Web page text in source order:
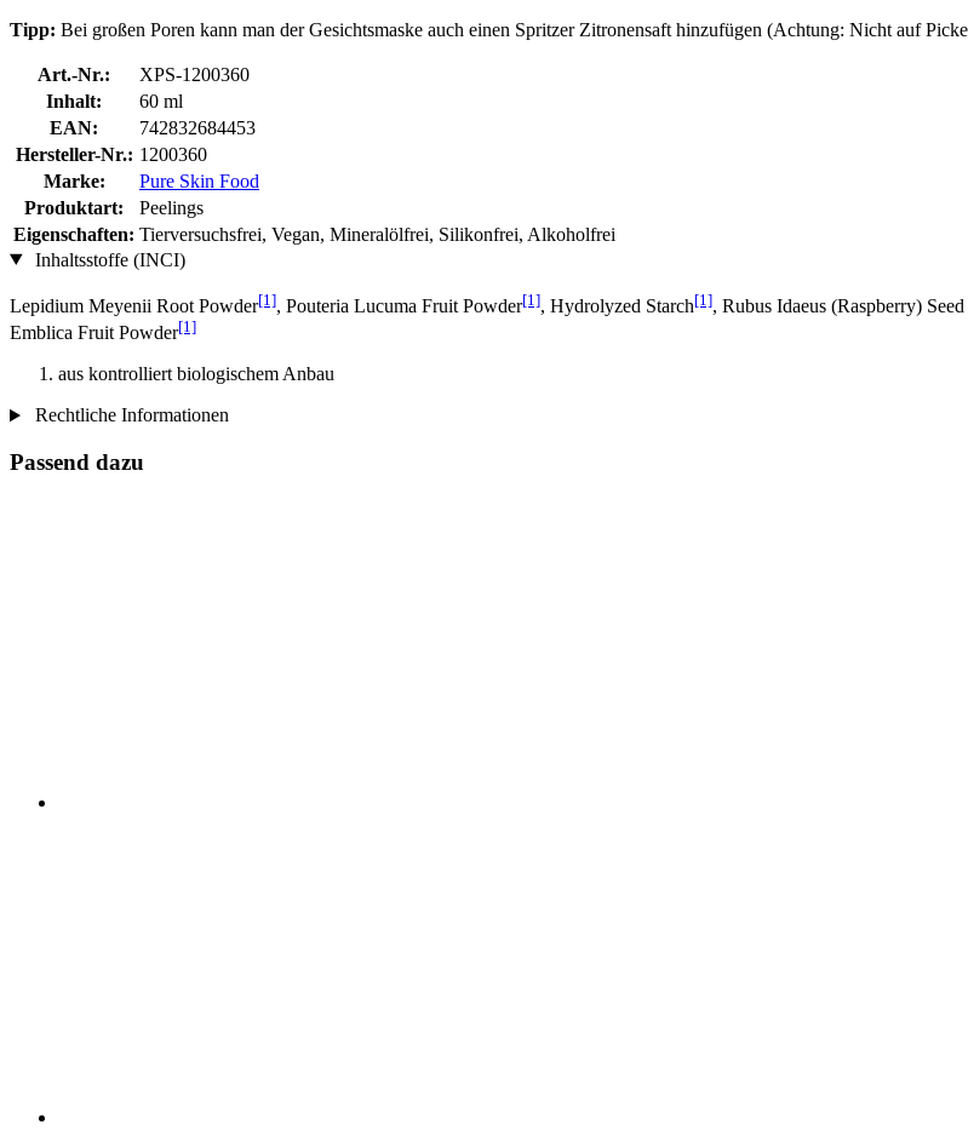
Tipp: Bei großen Poren kann man der Gesichtsmaske auch einen Spritzer Zitronensaft hinzufügen (Achtung: Nicht auf
Art.-Nr.:
XPS-1200360
Inhalt:
60 ml
EAN:
742832684453
Hersteller-Nr.: 1200360
Marke:
Pure Skin Food
Produktart:
Peelings
Eigenschaften: Tierversuchsfrei, Vegan, Mineralölfrei, Silikonfrei, Alkoholfrei
Inhaltsstoffe (INCI)
Lepidium Meyenii Root Powder[1], Pouteria Lucuma Fruit Powder[1], Hydrolyzed Starch[1], Rubus Idaeus (Raspberry)
Emblica Fruit Powder[1]
aus kontrolliert biologischem Anbau
Rechtliche Informationen
Passend dazu